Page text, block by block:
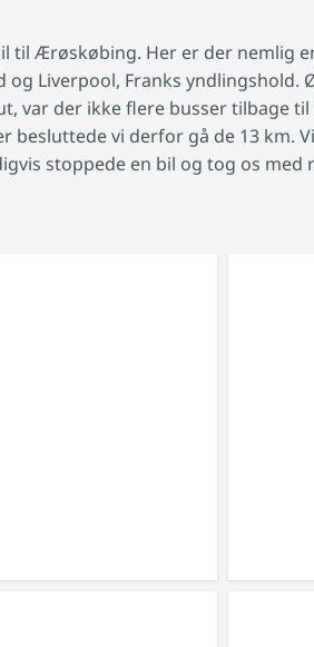
til Ærøskøbing. Her er der nemlig
og Liverpool, Franks yndlingshold.
var der ikke flere busser tilbage
vi derfor gå de 13 km.
stoppede en bil og tog os med